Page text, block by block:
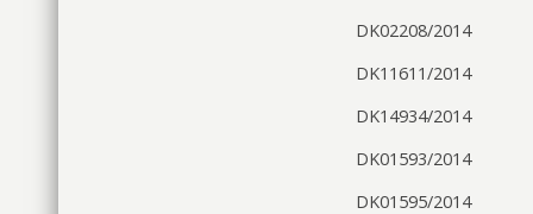
DK02208/2014
DK11611/2014
DK14934/2014
DK01593/2014
DK01595/2014